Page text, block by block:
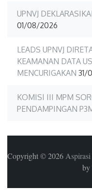
UPNVJ
01/08/2026
LEADS UPNVJ
KEAMANAN DATA
MENCURIGAKAN 31/
KOMISI III MPM
PENDAMPINGAN
Copyright © 2026
by